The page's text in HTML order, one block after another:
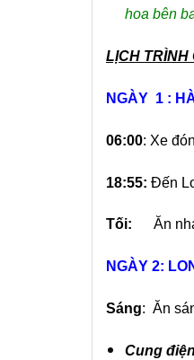
hoa bên
LỊCH TRÌNH
NGÀY 1 :
06:00: Xe
18:55: Đến
Tối: Ăn
NGÀY 2:
Sáng: Ăn
Cung